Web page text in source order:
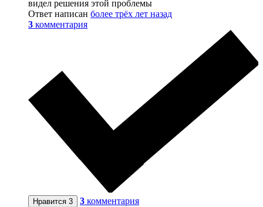
видел решения этой проблемы
Ответ написан более трёх лет назад
3 комментария
Нравится 3 3 комментария